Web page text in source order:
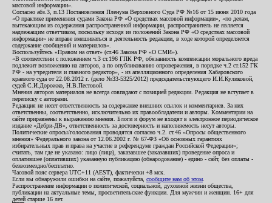
массовой информации».
Согласно абз.3, п.13 Постановления Пленума Верховного Суда РФ №16 от 15 июня 2010 года
«О практике применения судами Закона РФ «О средствах массовой информации», «по делам,
вытекающим из содержания распространенной информации, распространитель не является
надлежащим ответчиком, поскольку исходя из положений Закона РФ «О средствах массовой
информации» не вправе вмешиваться в деятельность редакции, в ходе которой определяется
содержание сообщений и материалов».
Воспользуйтесь «Правом на ответ» (ст.46 Закона РФ «О СМИ»).
«В соответствии с положением ч.3 ст.196 ГПК РФ, обязанность компенсации морального вреда
подлежит возложению на авторов, а по опубликованию опровержения, в порядке ч.2 ст.152 ГК
РФ - на учредителя и главного редактор», - из апелляционного определения Хабаровского
краевого суда от 22.08.2012 г. (дело №33-5325/2012) председательствующего И.И.Куликовой,
судей С.И.Дорожко, Н.В.Пестовой.
Мнения авторов материалов не всегда совпадают с позицией редакции. Редакция не вступает в
переписку с авторами.
Редакция не несет ответственность за содержание внешних ссылок и комментариев. За них
ответственны, соответственно, исключительно их правообладатели и авторы. Комментарии на
сайте приравнены к выражению мнения. Блоги и форум не входят в электронное периодическое
издание «Дебри-ДВ», ответственность за достоверность и наполняемость несут авторы.
Политические опросы/голосования проводятся согласно ч.2. ст.46 «Опросы общественного
мнения» Федерального закона от 12.06.2002 г. № 67-ФЗ «Об основных гарантиях
избирательных прав и права на участие в референдуме граждан Российской Федерации»;
считать, там где не указано: лицо (лица), заказавшее (заказавших) проведение опроса и
оплатившее (оплативших) указанную публикацию (обнародование) - едино - сайт, без оплаты -
безвозмездно/бесплатно.
Часовой пояс сервера UTC+11 (AEST), фактически +8 мск.
Если вы обнаружили ошибки на сайте, пожалуйста, сообщите нам об этом
Распространение информации о политической, социальной, духовной жизни общества,
публикации на актуальные темы, просветительские функции. Для мужчин и женщин. 16+ для
детей старше 16 лет.